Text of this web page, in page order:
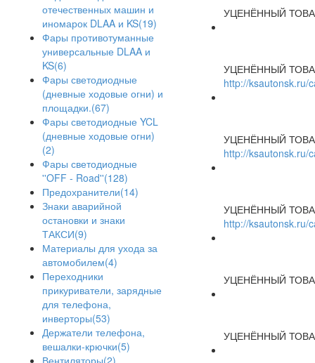
отечественных машин и
иномарок DLAA и KS(19)
Фары противотуманные
универсальные DLAA и
KS(6)
Фары светодиодные
(дневные ходовые огни) и
площадки.(67)
Фары светодиодные YCL
(дневные ходовые огни)
(2)
Фары светодиодные
''OFF - Road''(128)
Предохранители(14)
Знаки аварийной
остановки и знаки
ТАКСИ(9)
Материалы для ухода за
автомобилем(4)
Переходники
прикуриватели, зарядные
для телефона,
инверторы(53)
Держатели телефона,
вешалки-крючки(5)
Вентиляторы(2)
УЦЕНЁННЫЙ
УЦЕНЁННЫЙ
http://ksautonsk.ru/
УЦЕНЁННЫЙ
http://ksautonsk.ru/
УЦЕНЁННЫЙ
http://ksautonsk.ru/
УЦЕНЁННЫЙ
УЦЕНЁННЫЙ